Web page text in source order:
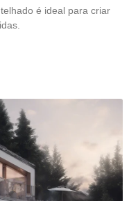
é ideal para criar